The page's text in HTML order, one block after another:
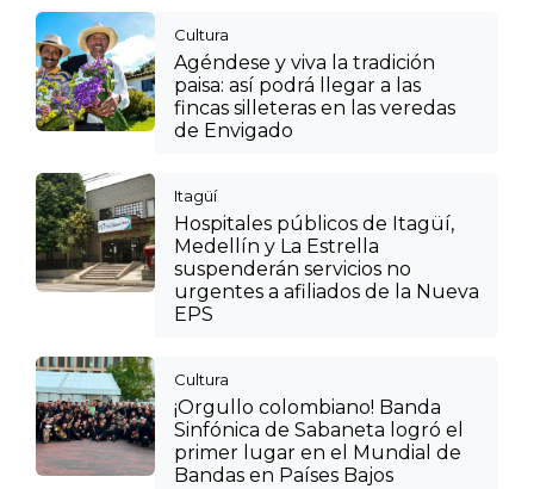
Cultura
Agéndese y viva la tradición
paisa: así podrá llegar a las
fincas silleteras en las veredas
de Envigado
Itagüí
Hospitales públicos de Itagüí,
Medellín y La Estrella
suspenderán servicios no
urgentes a afiliados de la Nueva
EPS
Cultura
¡Orgullo colombiano! Banda
Sinfónica de Sabaneta logró el
primer lugar en el Mundial de
Bandas en Países Bajos